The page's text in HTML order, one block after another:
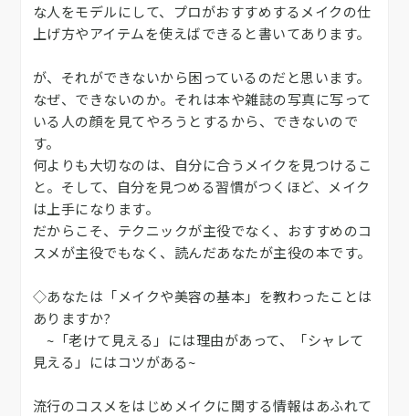
な人をモデルにして、プロがおすすめするメイクの仕
上げ方やアイテムを使えばできると書いてあります。
が、それができないから困っているのだと思います。
なぜ、できないのか。それは本や雑誌の写真に写って
いる人の顔を見てやろうとするから、できないので
す。
何よりも大切なのは、自分に合うメイクを見つけるこ
と。そして、自分を見つめる習慣がつくほど、メイク
は上手になります。
だからこそ、テクニックが主役でなく、おすすめのコ
スメが主役でもなく、読んだあなたが主役の本です。
◇あなたは「メイクや美容の基本」を教わったことは
ありますか?
~「老けて見える」には理由があって、「シャレて
見える」にはコツがある~
流行のコスメをはじめメイクに関する情報はあふれて